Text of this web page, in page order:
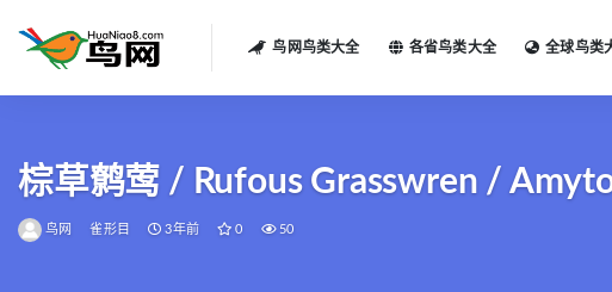
鸟网鸟类大全 各省鸟类大全 全球鸟类
棕草鹩莺 / Rufous Grasswren /
鸟网 雀形目 3年前 0 50